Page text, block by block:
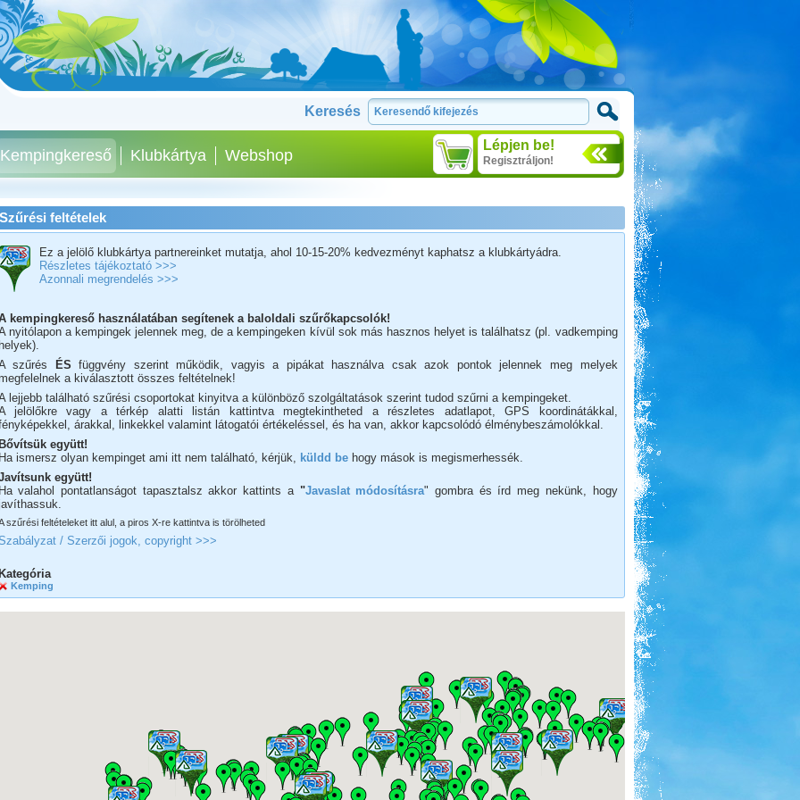
Keresés
Lépjen be!
Regisztráljon!
Kempingkereső Klubkártya Webshop
Szűrési feltételek
Ez a jelölő klubkártya partnereinket mutatja, ahol 10-15-20% kedvezményt kaphatsz a klubkártyádra.
Részletes tájékoztató >>>
Azonnali megrendelés >>>
kempingkereső használatában segítenek a baloldali szűrőkapcsolók!
nyitólapon a kempingek jelennek meg, de a kempingeken kívül sok más hasznos helyet is találhatsz (pl. vadkemping
helyek).
szűrés
ÉS függvény szerint működik, vagyis a pipákat használva csak azok pontok jelennek meg melyek
a kiválasztott összes feltételnek!
lejjebb található szűrési csoportokat kinyitva a különböző szolgáltatások szerint tudod szűrni a kempingeket.
jelölőkre vagy a térkép alatti listán kattintva megtekintheted a részletes adatlapot, GPS koordinátákkal,
árakkal, linkekkel valamint látogatói értékeléssel, és ha van, akkor kapcsolódó élménybeszámolókkal.
Bővítsük együtt!
Ha ismersz olyan kempinget ami itt nem található, kérjük, küldd behogy mások is megismerhessék.
együtt!
Ha valahol pontatlanságot tapasztalsz akkor kattints a "Javaslat módosításra" gombra és írd meg nekünk, hogy
szűrési feltételeket itt alul, a piros X-re kattintva is törölheted
/ Szerzői jogok, copyright >>>
Kategória
Kemping